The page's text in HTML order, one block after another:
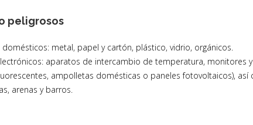
peligrosos
domésticos: metal, papel y cartón, plástico, vidrio, orgánicos.
aparatos de intercambio de temperatura, monitores
ampolletas domésticas o paneles fotovoltaicos),
arenas y barros.